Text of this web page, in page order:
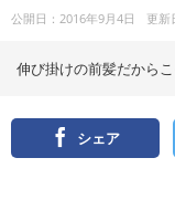
公開日：2016年9月4日 更新
伸び掛けの前髪だから
シェア